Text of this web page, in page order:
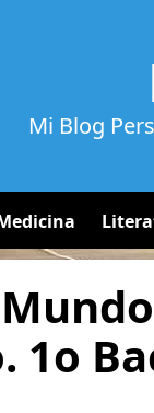
Mi Blog
1o